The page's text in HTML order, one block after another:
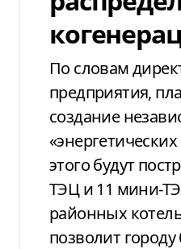
По словам
предприятия,
создание
этого будут
ТЭЦ и 11 мини-
районных
позволит